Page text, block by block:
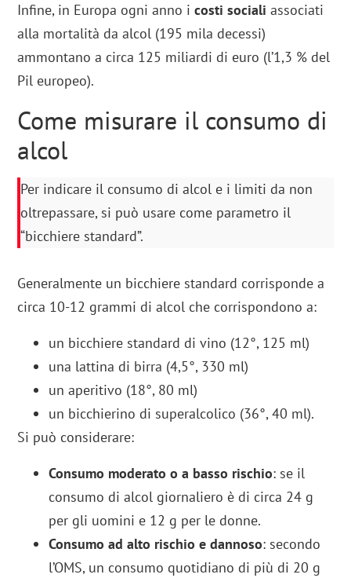
Infine, in Europa ogni anno icosti sociali associati
alla mortalità da alcol (195 mila decessi)
ammontano a circa 125 miliardi di euro (l’1,3 % del
Pil europeo).
Come misurare il consumo di
alcol
Per indicare il consumo di alcol e i limiti da non
oltrepassare, si può usare come parametro il
“bicchiere standard”.
Generalmente un bicchiere standard corrisponde a
circa 10-12 grammi di alcol che corrispondono a:
un bicchiere standard di vino (12°, 125 ml)
una lattina di birra (4,5°, 330 ml)
un aperitivo (18°, 80 ml)
un bicchierino di superalcolico (36°, 40 ml).
Si può considerare:
Consumo moderato o a basso rischio: se il
consumo di alcol giornaliero è di circa 24 g
per gli uomini e 12 g per le donne.
Consumo ad alto rischio e dannoso: secondo
l’OMS, un consumo quotidiano di più di 20 g